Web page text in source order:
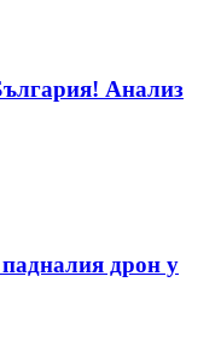
Анализ
дрон у